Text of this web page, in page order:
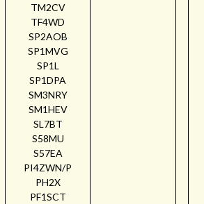
TM2CV
TF4WD
SP2AOB
SP1MVG
SP1L
SP1DPA
SM3NRY
SM1HEV
SL7BT
S58MU
S57EA
PI4ZWN/P
PH2X
PF1SCT